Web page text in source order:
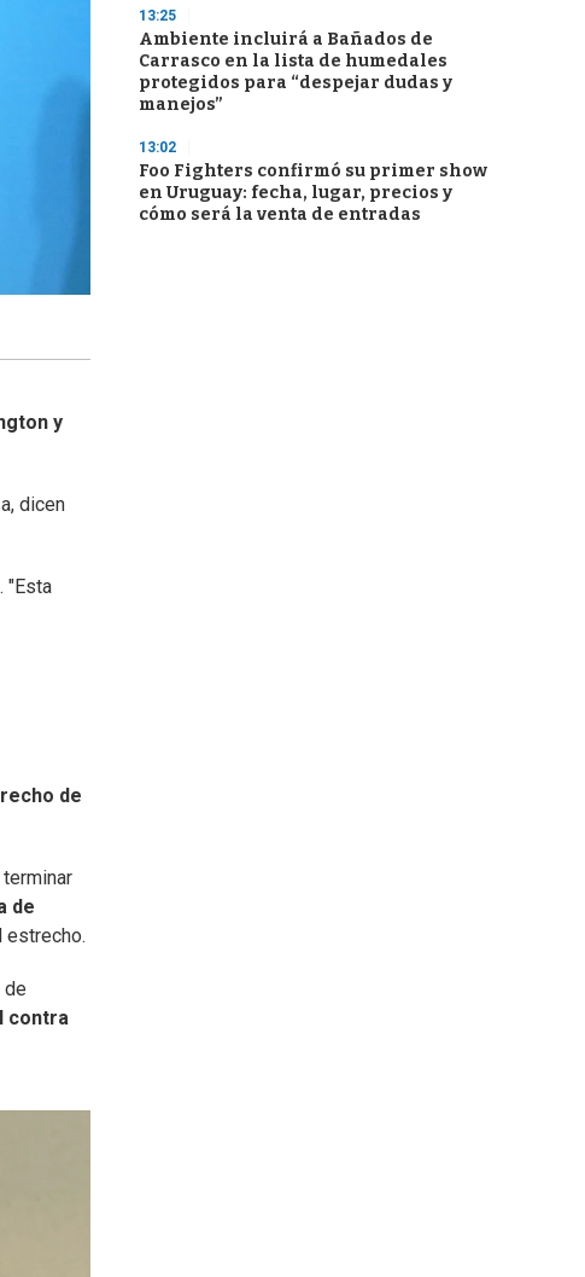
y
dicen
. "Esta
de
de
estrecho.
contra
13:25
Ambiente incluirá a Bañados de
Carrasco en la lista de humedales
protegidos para “despejar dudas y
manejos”
13:02
Foo Fighters confirmó su primer show
en Uruguay: fecha, lugar, precios y
cómo será la venta de entradas